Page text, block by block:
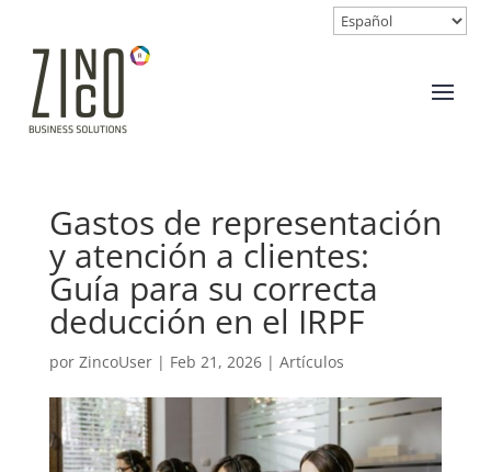
Gastos de representación
y atención a clientes:
Guía para su correcta
deducción en el IRPF
por ZincoUser| Feb 21, 2026| Artículos